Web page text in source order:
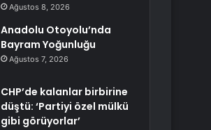
Ağustos 8, 2026
Anadolu Otoyolu’nda
Bayram Yoğunluğu
Ağustos 7, 2026
CHP’de kalanlar birbirine
düştü: ‘Partiyi özel mülkü
gibi görüyorlar’